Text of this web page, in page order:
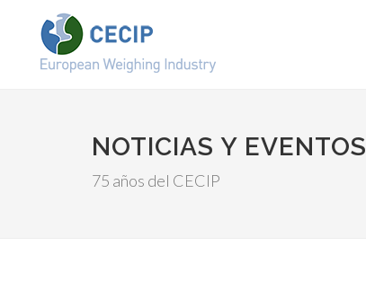
NOTICIAS Y EVENTOS
75 años del CECIP